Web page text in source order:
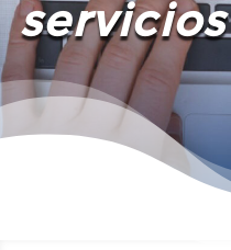
servicios